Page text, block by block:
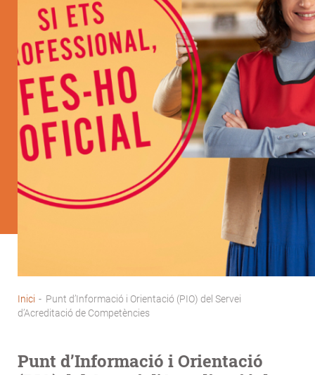
Fil
Inici - Punt d’Informació i Orientació (PIO) del Servei
d’Acreditació de Competències
Punt d’Informació i Orientació